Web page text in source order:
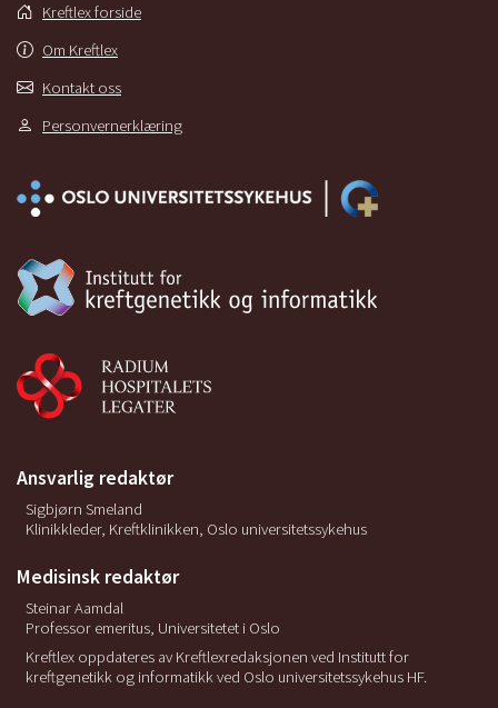
Kreftlex forside
Om Kreftlex
Kontakt oss
Personvernerklæring
Ansvarlig redaktør
Sigbjørn Smeland
Klinikkleder, Kreftklinikken, Oslo universitetssykehus
Medisinsk redaktør
Steinar Aamdal
Professor emeritus, Universitetet i Oslo
Kreftlex oppdateres av Kreftlexredaksjonen ved Institutt for
kreftgenetikk og informatikk ved Oslo universitetssykehus HF.